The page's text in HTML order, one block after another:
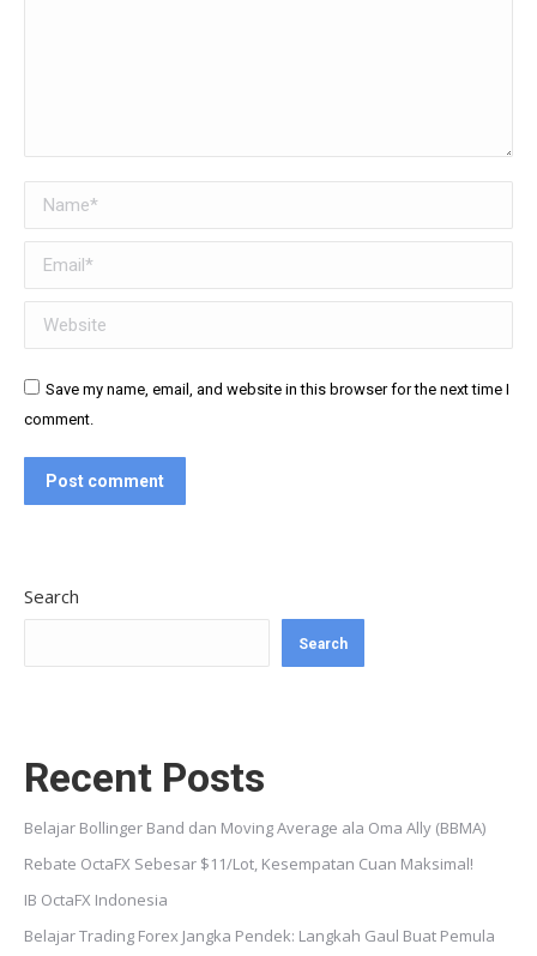
Name *
Email *
Website
Save my name, email, and website in this browser for the next time I
comment.
Post comment
Search
Search
Recent Posts
Belajar Bollinger Band dan Moving Average ala Oma Ally (BBMA)
Rebate OctaFX Sebesar $11/Lot, Kesempatan Cuan Maksimal!
IB OctaFX Indonesia
Belajar Trading Forex Jangka Pendek: Langkah Gaul Buat Pemula